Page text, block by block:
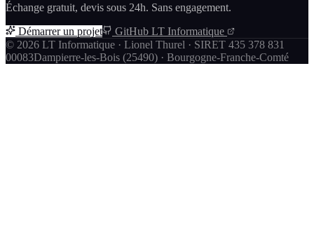
Échange gratuit, devis sous 24h. Sans engagement.
Démarrer un projet
GitHub LT Informatique
© 2026 LT Informatique · Lionel Thurel · SIRET 435 378 831
00083Dampierre-les-Bois (25490) · Bourgogne-Franche-Comté